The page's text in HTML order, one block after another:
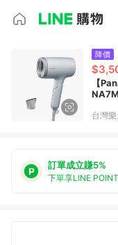
降價
【
台灣
訂單成立賺5%
下單享LINE